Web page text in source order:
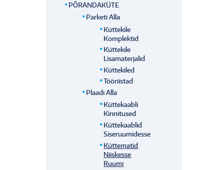
PÕRANDAKÜTE
Parketi Alla
Küttekile
Komplektid
Küttekile
Lisamaterjalid
Küttekiled
Tööriistad
Plaadi Alla
Küttekaabli
Kinnitused
Küttekaablid
Siseruumidesse
Küttematid
Niiskesse
Ruumi